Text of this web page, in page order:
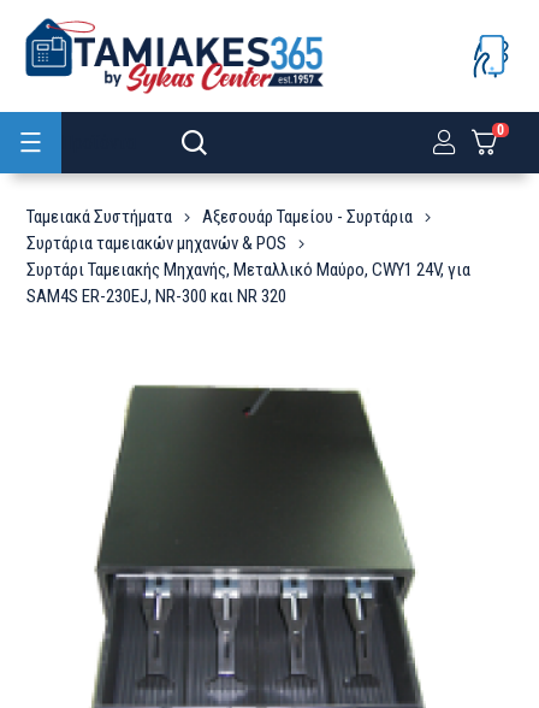
0
Ταμειακά Συστήματα
Αξεσουάρ Ταμείου - Συρτάρια
Συρτάρια ταμειακών μηχανών & POS
Συρτάρι Ταμειακής Μηχανής, Μεταλλικό Μαύρο, CWY1 24V, για
SAM4S ER-230EJ, NR-300 και NR 320